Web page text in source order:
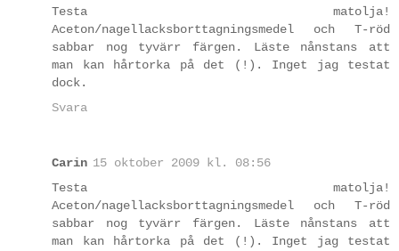
Testa matolja!
Aceton/nagellacksborttagningsmedel och T-röd
sabbar nog tyvärr färgen. Läste nånstans att
man kan hårtorka på det (!). Inget jag testat
dock.
Svara
Carin 15 oktober 2009 kl. 08:56
Testa matolja!
Aceton/nagellacksborttagningsmedel och T-röd
sabbar nog tyvärr färgen. Läste nånstans att
man kan hårtorka på det (!). Inget jag testat